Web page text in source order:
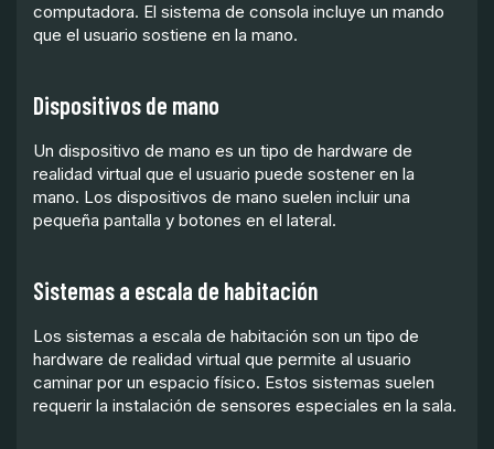
computadora. El sistema de consola incluye un mando
que el usuario sostiene en la mano.
Dispositivos de mano
Un dispositivo de mano es un tipo de hardware de
realidad virtual que el usuario puede sostener en la
mano. Los dispositivos de mano suelen incluir una
pequeña pantalla y botones en el lateral.
Sistemas a escala de habitación
Los sistemas a escala de habitación son un tipo de
hardware de realidad virtual que permite al usuario
caminar por un espacio físico. Estos sistemas suelen
requerir la instalación de sensores especiales en la sala.